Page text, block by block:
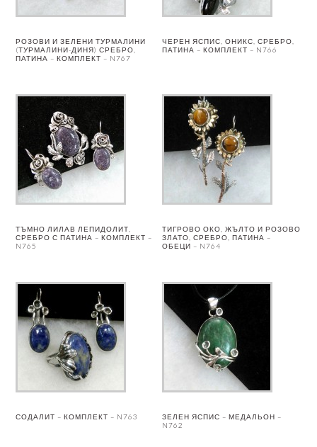
РОЗОВИ И ЗЕЛЕНИ ТУРМАЛИНИ
(ТУРМАЛИНИ-ДИНЯ) СРЕБРО,
ПАТИНА – КОМПЛЕКТ – N767
ЧЕРЕН ЯСПИС, ОНИКС, СРЕБРО,
ПАТИНА – КОМПЛЕКТ – N766
ТЪМНО ЛИЛАВ ЛЕПИДОЛИТ,
СРЕБРО С ПАТИНА – КОМПЛЕКТ –
N765
ТИГРОВО ОКО, ЖЪЛТО И РОЗОВО
ЗЛАТО, СРЕБРО, ПАТИНА –
ОБЕЦИ – N764
СОДАЛИТ – КОМПЛЕКТ – N763
ЗЕЛЕН ЯСПИС – МЕДАЛЬОН –
N762